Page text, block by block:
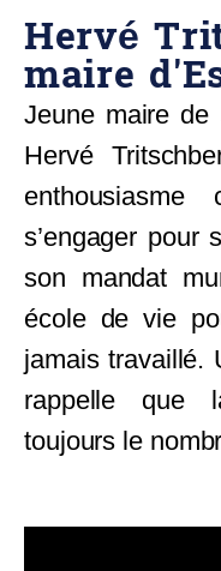
Hervé
maire
Jeune maire de
Hervé
s’engager pour
son mandat
école de vie
jamais travaillé.
rappelle que
toujours le